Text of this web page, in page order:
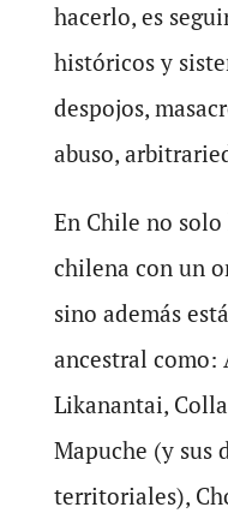
hacerlo, es
históricos y
despojos,
abuso,
En Chile no
chilena con un
sino además
ancestral como:
Likanantai,
Mapuche (y sus
territoriales),